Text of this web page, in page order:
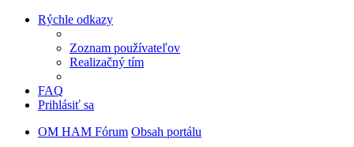
Rýchle odkazy
Zoznam používateľov
Realizačný tím
FAQ
Prihlásiť sa
OM HAM Fórum Obsah portálu